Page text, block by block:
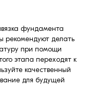
фундамента
рекомендуют делать
при помощи
этапа переходят к
качественный
для будущей